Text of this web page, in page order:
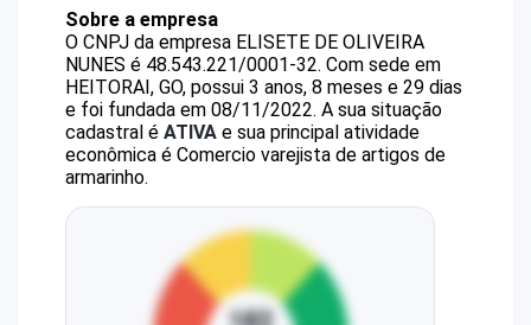
Sobre a empresa
O CNPJ da empresa ELISETE DE OLIVEIRA
NUNES é 48.543.221/0001-32. Com sede em
HEITORAI, GO, possui 3 anos, 8 meses e 29 dias
e foi fundada em 08/11/2022. A sua situação
cadastral é ATIVA e sua principal atividade
econômica é Comercio varejista de artigos de
armarinho.